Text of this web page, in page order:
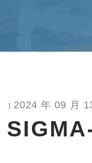
︳ 2024 年 09 月